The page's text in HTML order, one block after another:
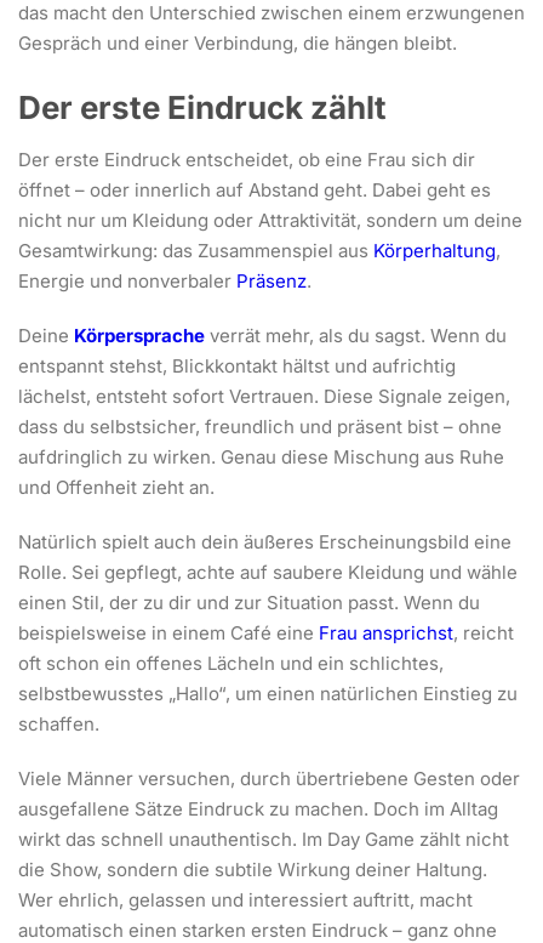
das macht den Unterschied zwischen einem erzwungenen
Gespräch und einer Verbindung, die hängen bleibt.
Der erste Eindruck zählt
Der erste Eindruck entscheidet, ob eine Frau sich dir
öffnet – oder innerlich auf Abstand geht. Dabei geht es
nicht nur um Kleidung oder Attraktivität, sondern um deine
Gesamtwirkung: das Zusammenspiel aus Körperhaltung,
Energie und nonverbaler Präsenz.
Deine Körpersprache verrät mehr, als du sagst. Wenn du
entspannt stehst, Blickkontakt hältst und aufrichtig
lächelst, entsteht sofort Vertrauen. Diese Signale zeigen,
dass du selbstsicher, freundlich und präsent bist – ohne
aufdringlich zu wirken. Genau diese Mischung aus Ruhe
und Offenheit zieht an.
Natürlich spielt auch dein äußeres Erscheinungsbild eine
Rolle. Sei gepflegt, achte auf saubere Kleidung und wähle
einen Stil, der zu dir und zur Situation passt. Wenn du
beispielsweise in einem Café eine Frau ansprichst, reicht
oft schon ein offenes Lächeln und ein schlichtes,
selbstbewusstes „Hallo“, um einen natürlichen Einstieg zu
schaffen.
Viele Männer versuchen, durch übertriebene Gesten oder
ausgefallene Sätze Eindruck zu machen. Doch im Alltag
wirkt das schnell unauthentisch. Im Day Game zählt nicht
die Show, sondern die subtile Wirkung deiner Haltung.
Wer ehrlich, gelassen und interessiert auftritt, macht
automatisch einen starken ersten Eindruck – ganz ohne